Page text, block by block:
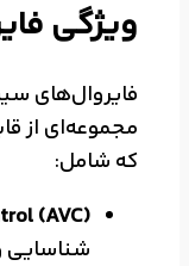
ویژگی
مجموعه‌ای از
که شامل:
(AVC)